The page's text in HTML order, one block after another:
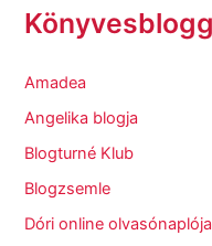
Amadea
Angelika blogja
Blogturné Klub
Blogzsemle
Dóri online olvasónaplója